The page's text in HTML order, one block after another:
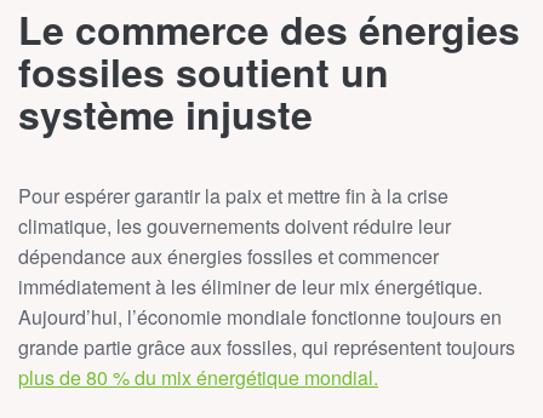
Le commerce des énergies
fossiles soutient un
système injuste
Pour espérer garantir la paix et mettre fin à la crise
climatique, les gouvernements doivent réduire leur
dépendance aux énergies fossiles et commencer
immédiatement à les éliminer de leur mix énergétique.
Aujourd’hui, l’économie mondiale fonctionne toujours en
grande partie grâce aux fossiles, qui représentent toujours
plus de 80 % du mix énergétique mondial.